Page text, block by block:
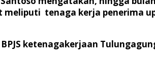
tenaga kerja penerima
ketenagakerjaan